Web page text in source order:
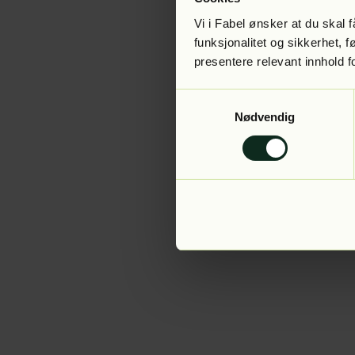
Vi i Fabel ønsker at du skal
funksjonalitet og sikkerhet,
presentere relevant innhold
Nødvendig
Application